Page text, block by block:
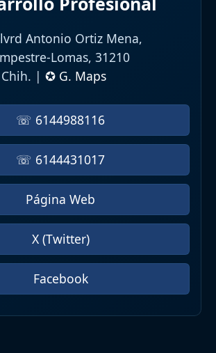
Antonio Ortiz Mena,
Lomas, 31210
| ✪ G. Maps
☏ 6144988116
☏ 6144431017
Página Web
X (Twitter)
Facebook